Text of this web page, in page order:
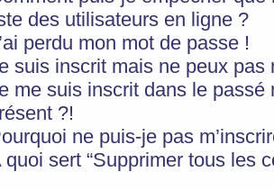
des utilisateurs en ligne ?
perdu mon mot de passe !
suis inscrit mais ne peux pas
me suis inscrit dans le
?!
ne puis-je pas
quoi sert “Supprimer tous les